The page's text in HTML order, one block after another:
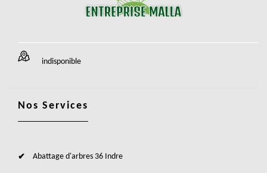
indisponible
Nos Services
Abattage d'arbres 36 Indre